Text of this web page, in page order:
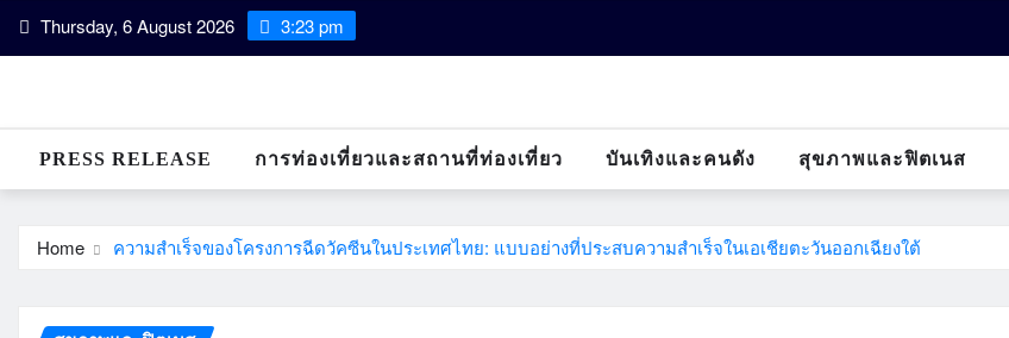
Skip Thursday, 6 August 2026 3:23 pm
PRESS RELEASE การท่องเที่ยวและสถานที่ท่องเที่ยว บันเทิงและคนดัง สุขภาพและฟิตเนส
Home ความสำเร็จของโครงการฉีดวัคซีนในประเทศไทย: แบบอย่างที่ประสบความสำเร็จในเอเชียตะวันออกเฉียงใต้